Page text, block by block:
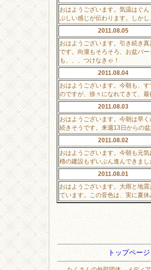
おはようございます。気温はぐ
ぶしい感じが伝わります。しか
2011.08.05
おはようございます。引き続き
です。向瀧もそろそろ、お盆バ
も、、、つけなきゃ！
2011.08.04
おはようございます。今朝も、
のですが、徐々になれてきて、
2011.08.03
おはようございます。今朝は早
続きそうです。来週13日からの
2011.08.02
おはようございます。今朝も元
櫓の建設もずいぶん進んできま
2011.08.01
おはようございます。大雨と地
ています。この音色は、実に夏
トップペー